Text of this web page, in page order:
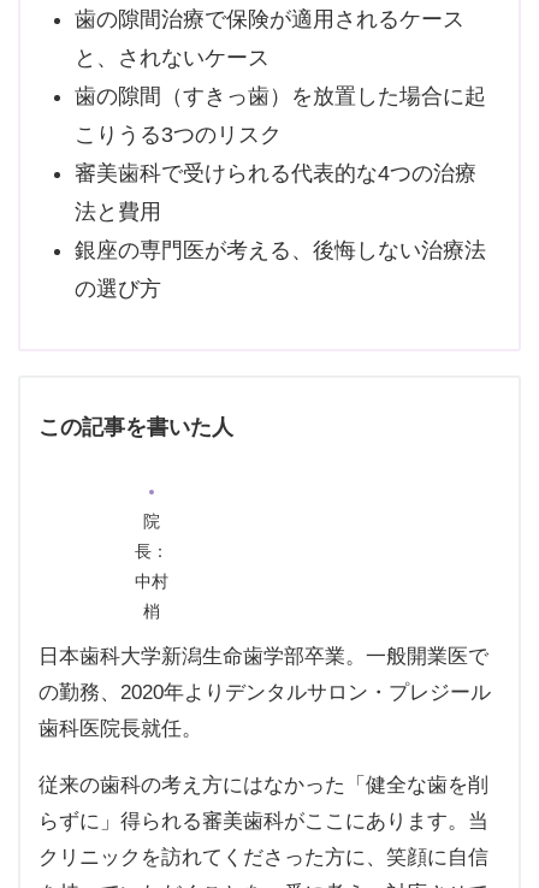
歯の隙間治療で保険が適用されるケース
と、されないケース
歯の隙間（すきっ歯）を放置した場合に起
こりうる3つのリスク
審美歯科で受けられる代表的な4つの治療
法と費用
銀座の専門医が考える、後悔しない治療法
の選び方
この記事を書いた人
院
長：
中村
梢
日本歯科大学新潟生命歯学部卒業。一般開業医で
の勤務、2020年よりデンタルサロン・プレジール
歯科医院長就任。
従来の歯科の考え方にはなかった「健全な歯を削
らずに」得られる審美歯科がここにあります。当
クリニックを訪れてくださった方に、笑顔に自信